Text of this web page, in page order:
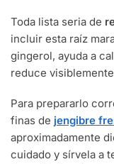
Toda lista seria de
incluir esta raíz
gingerol, ayuda a
reduce
Para prepararlo
finas de jengibre
aproximadamente
cuidado y sírvela a